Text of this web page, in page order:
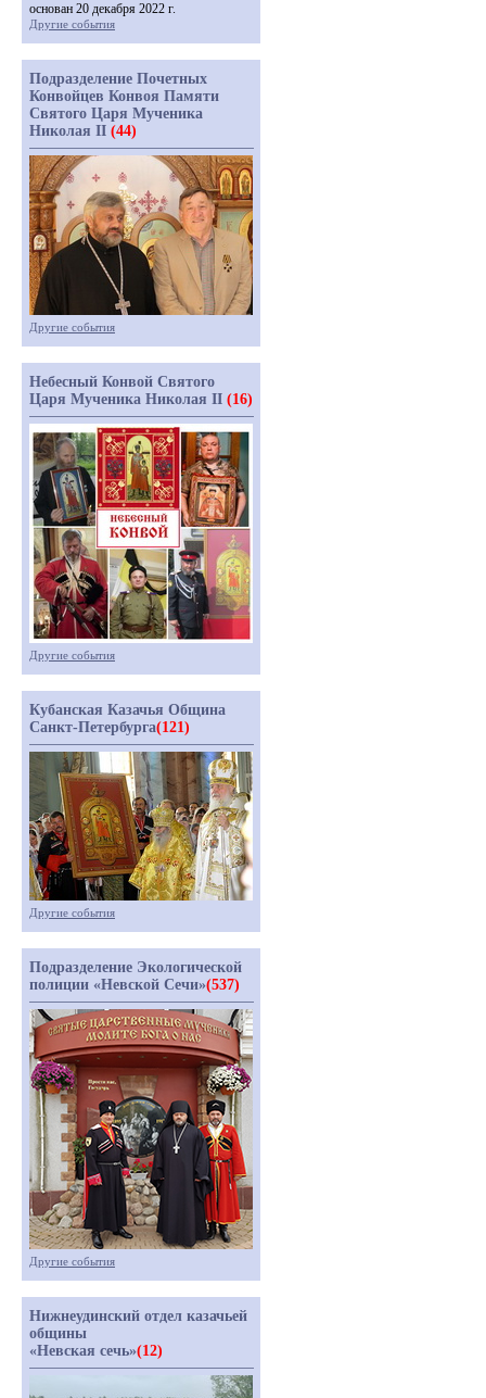
основан 20 декабря 2022 г.
Другие события
Подразделение Почетных
Конвойцев Конвоя Памяти
Святого Царя Мученика
Николая II (44)
Другие события
Небесный Конвой Святого
Царя Мученика Николая II (16)
Другие события
Кубанская Казачья Община
Санкт-Петербурга(121)
Другие события
Подразделение Экологической
полиции «Невской Сечи»(537)
Другие события
Нижнеудинский отдел казачьей
общины
«Невская сечь»(12)